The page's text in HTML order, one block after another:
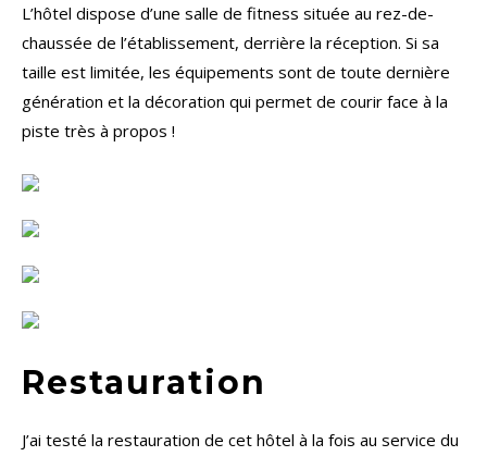
L’hôtel dispose d’une salle de fitness située au rez-de-
chaussée de l’établissement, derrière la réception. Si sa
taille est limitée, les équipements sont de toute dernière
génération et la décoration qui permet de courir face à la
piste très à propos !
Restauration
J’ai testé la restauration de cet hôtel à la fois au service du